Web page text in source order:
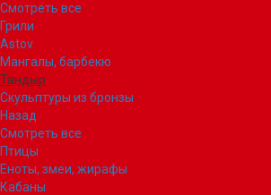
Смотреть все
Грили
Astov
Мангалы, барбекю
Тандыр
Скульптуры из бронзы
Назад
Смотреть все
Птицы
Еноты, змеи, жирафы
Кабаны